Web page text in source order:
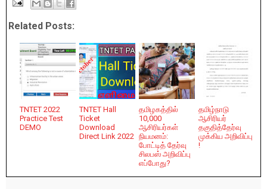
Related Posts:
TNTET 2022
Practice Test
DEMO
TNTET Hall
Ticket
Download
Direct Link 2022
தமிழகத்தில்
10,000
ஆசிரியர்கள்
நியமனம்:
போட்டித் தேர்வு
சிலபஸ் அறிவிப்பு
எப்போது?
தமிழ்நாடு
ஆசிரியர்
தகுதித்தேர்வு
முக்கிய அறிவிப்பு
!